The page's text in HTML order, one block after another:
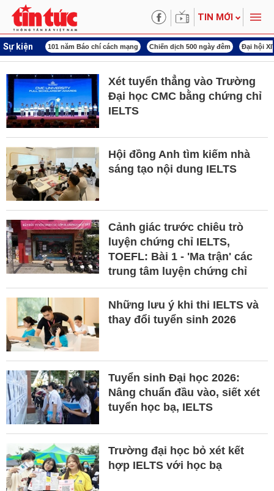
TIN MỚI
Sự kiện
tên Bác 101 năm Báo chí cách mạng Chiến dịch 500 ngày đêm Đại hội
Xét tuyển thẳng vào Trường
Đại học CMC bằng chứng chỉ
IELTS
Hội đồng Anh tìm kiếm nhà
sáng tạo nội dung IELTS
Cảnh giác trước chiêu trò
luyện chứng chỉ IELTS,
TOEFL: Bài 1 - 'Ma trận' các
trung tâm luyện chứng chỉ
Những lưu ý khi thi IELTS và
thay đổi tuyển sinh 2026
Tuyển sinh Đại học 2026:
Nâng chuẩn đầu vào, siết xét
tuyển học bạ, IELTS
Trường đại học bỏ xét kết
hợp IELTS với học bạ